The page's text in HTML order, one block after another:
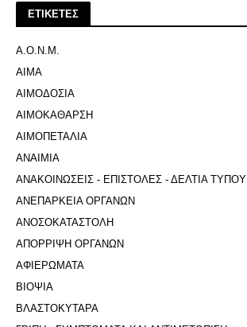
ΕΤΙΚΕΤΕΣ
Α.Ο.Ν.Μ.
ΑΙΜΑ
ΑΙΜΟΔΟΣΙΑ
ΑΙΜΟΚΑΘΑΡΣΗ
ΑΙΜΟΠΕΤΑΛΙΑ
ΑΝΑΙΜΙΑ
ΑΝΑΚΟΙΝΩΣΕΙΣ - ΕΠΙΣΤΟΛΕΣ - ΔΕΛΤΙΑ ΤΥΠΟΥ
ΑΝΕΠΑΡΚΕΙΑ ΟΡΓΑΝΩΝ
ΑΝΟΣΟΚΑΤΑΣΤΟΛΗ
ΑΠΟΡΡΙΨΗ ΟΡΓΑΝΩΝ
ΑΦΙΕΡΩΜΑΤΑ
ΒΙΟΨΙΑ
ΒΛΑΣΤΟΚΥΤΑΡΑ